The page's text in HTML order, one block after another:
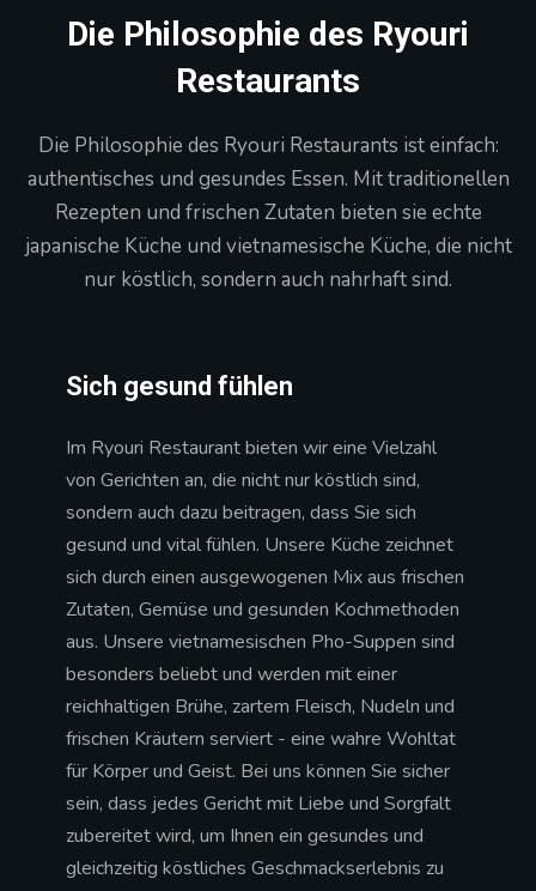
Die Philosophie des Ryouri
Restaurants
Die Philosophie des Ryouri Restaurants ist einfach:
authentisches und gesundes Essen. Mit traditionellen
Rezepten und frischen Zutaten bieten sie echte
japanische Küche und vietnamesische Küche, die nicht
nur köstlich, sondern auch nahrhaft sind.
Sich gesund fühlen
Im Ryouri Restaurant bieten wir eine Vielzahl
von Gerichten an, die nicht nur köstlich sind,
sondern auch dazu beitragen, dass Sie sich
gesund und vital fühlen. Unsere Küche zeichnet
sich durch einen ausgewogenen Mix aus frischen
Zutaten, Gemüse und gesunden Kochmethoden
aus. Unsere vietnamesischen Pho-Suppen sind
besonders beliebt und werden mit einer
reichhaltigen Brühe, zartem Fleisch, Nudeln und
frischen Kräutern serviert - eine wahre Wohltat
für Körper und Geist. Bei uns können Sie sicher
sein, dass jedes Gericht mit Liebe und Sorgfalt
zubereitet wird, um Ihnen ein gesundes und
gleichzeitig köstliches Geschmackserlebnis zu